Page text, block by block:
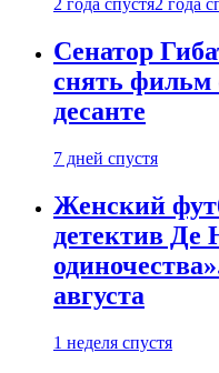
2 года спустя2 года
Сенатор
снять фильм
десанте
7 дней спустя
Женский
детектив Де
августа
1 неделя спустя